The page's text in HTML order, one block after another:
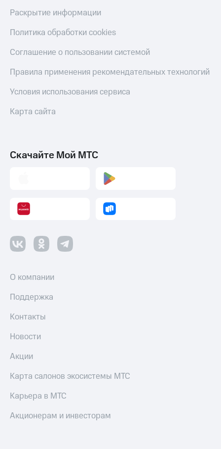
Раскрытие информации
Политика обработки cookies
Соглашение о пользовании системой
Правила применения рекомендательных технологий
Условия использования сервиса
Карта сайта
Скачайте Мой МТС
О компании
Поддержка
Контакты
Новости
Акции
Карта салонов экосистемы МТС
Карьера в МТС
Акционерам и инвесторам